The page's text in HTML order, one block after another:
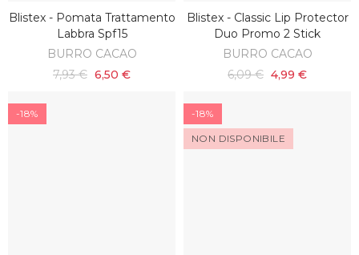
AGGIUNGI AL CARRELLO
Blistex - Pomata Trattamento
Labbra Spf15
BURRO CACAO
7,93 € 6,50 €
SCOPRI
Blistex - Classic Lip Protector
Duo Promo 2 Stick
BURRO CACAO
6,09 € 4,99 €
-18% -18%
NON DISPONIBILE